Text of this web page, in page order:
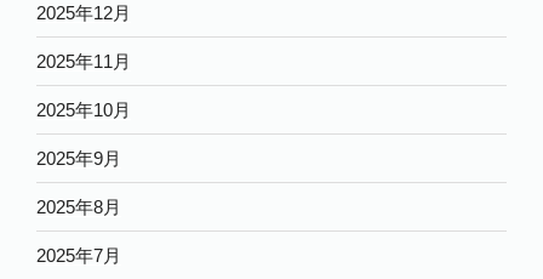
2025年12月
2025年11月
2025年10月
2025年9月
2025年8月
2025年7月